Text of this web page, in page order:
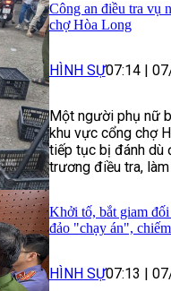
Công an điều tra vụ
chợ Hòa Long
HÌNH SỰ07:14
Một người phụ nữ
khu vực cổng chợ
tiếp tục bị đánh dù
trương điều tra,
Khởi tố, bắt giam
đảo "chạy án",
HÌNH SỰ07:13